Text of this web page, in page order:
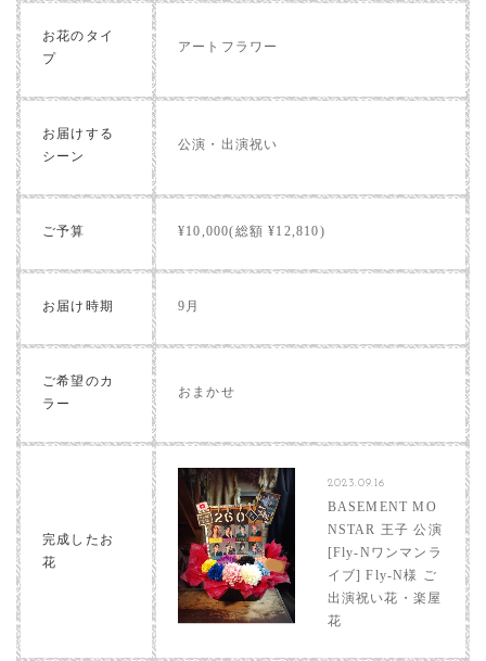
お花のタイ
プ
アートフラワー
お届けする
シーン
公演・出演祝い
ご予算 ¥10,000(総額 ¥12,810)
お届け時期 9月
ご希望のカ
ラー
おまかせ
完成したお
花
2023.09.16
BASEMENT MO
NSTAR 王子 公演
[Fly-Nワンマンラ
イブ] Fly-N様 ご
出演祝い花・楽屋
花